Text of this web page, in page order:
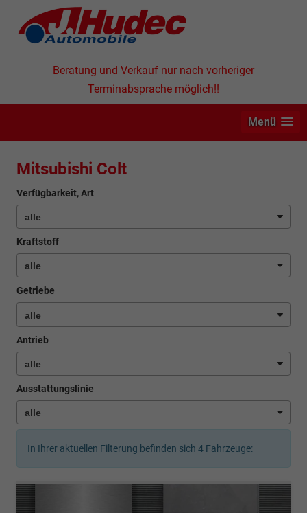
Beratung und Verkauf nur nach vorheriger
Terminabsprache möglich!!
Menü
Mitsubishi Colt
Verfügbarkeit, Art
Kraftstoff
Getriebe
Antrieb
Ausstattungslinie
In Ihrer aktuellen Filterung befinden sich 4 Fahrzeuge: